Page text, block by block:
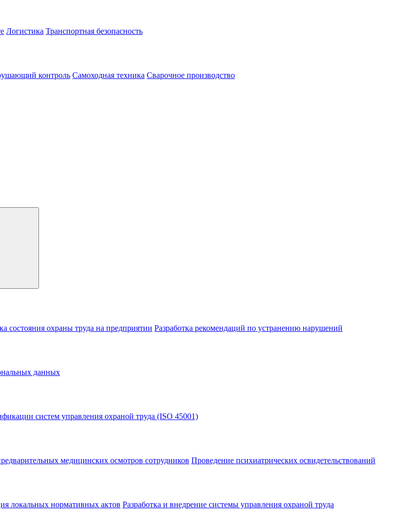
Логистика Транспортная безопасность
контроль Самоходная техника Сварочное производство
состояния охраны труда на предприятии Разработка рекомендаций по устранению нарушений
данных
систем управления охраной труда (ISO 45001)
медицинских осмотров сотрудников Проведение психиатрических освидетельствований
локальных нормативных актов Разработка и внедрение системы управления охраной труда